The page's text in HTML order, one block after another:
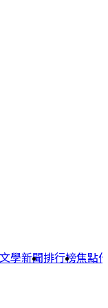
文學新聞排行榜焦點